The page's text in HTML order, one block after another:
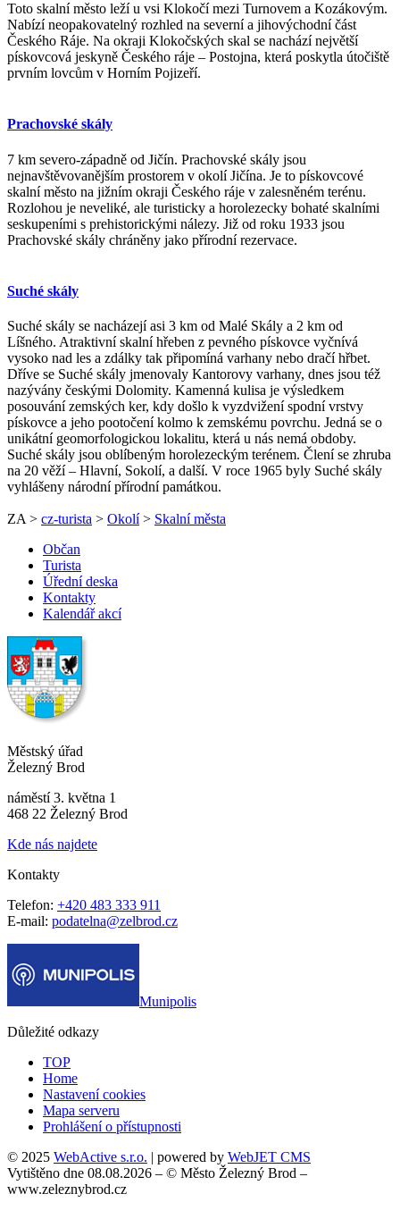
Toto skalní město leží u vsi Klokočí mezi Turnovem a Kozákovým.
Nabízí neopakovatelný rozhled na severní a jihovýchodní část
Českého Ráje. Na okraji Klokočských skal se nachází největší
pískovcová jeskyně Českého ráje – Postojna, která poskytla útočiště
prvním lovcům v Horním Pojizeří.
Prachovské skály
7 km severo-západně od Jičín. Prachovské skály jsou
nejnavštěvovanějším prostorem v okolí Jičína. Je to pískovcové
skalní město na jižním okraji Českého ráje v zalesněném terénu.
Rozlohou je neveliké, ale turisticky a horolezecky bohaté skalními
seskupeními s prehistorickými nálezy. Již od roku 1933 jsou
Prachovské skály chráněny jako přírodní rezervace.
Suché skály
Suché skály se nacházejí asi 3 km od Malé Skály a 2 km od
Líšného. Atraktivní skalní hřeben z pevného pískovce vyčnívá
vysoko nad les a zdálky tak připomíná varhany nebo dračí hřbet.
Dříve se Suché skály jmenovaly Kantorovy varhany, dnes jsou též
nazývány českými Dolomity. Kamenná kulisa je výsledkem
posouvání zemských ker, kdy došlo k vyzdvižení spodní vrstvy
pískovce a jeho pootočení kolmo k zemskému povrchu. Jedná se o
unikátní geomorfologickou lokalitu, která u nás nemá obdoby.
Suché skály jsou oblíbeným horolezeckým terénem. Člení se zhruba
na 20 věží – Hlavní, Sokolí, a další. V roce 1965 byly Suché skály
vyhlášeny národní přírodní památkou.
ZA > cz-turista > Okolí> Skalní města
Občan
Turista
Úřední deska
Kontakty
Kalendář akcí
Městský úřad
Železný Brod
náměstí 3. května 1
468 22 Železný Brod
Kde nás najdete
Kontakty
Telefon: +420 483 333 911
E-mail: podatelna@zelbrod.cz
Munipolis
Důležité odkazy
TOP
Home
Nastavení cookies
Mapa serveru
Prohlášení o přístupnosti
© 2025 WebActive s.r.o. | powered by WebJET CMS
Vytištěno dne 08.08.2026 – © Město Železný Brod –
www.zeleznybrod.cz